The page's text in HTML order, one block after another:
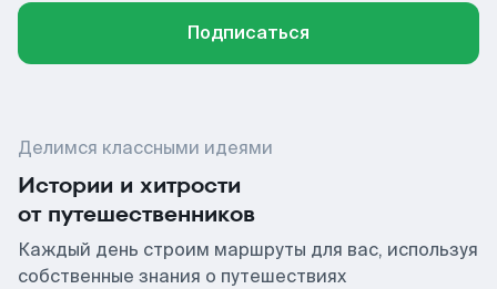
Подписаться
Делимся классными идеями
Истории и хитрости
от путешественников
Каждый день строим маршруты для вас, используя
собственные знания о путешествиях